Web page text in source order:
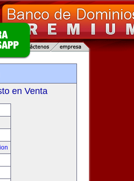
en Venta